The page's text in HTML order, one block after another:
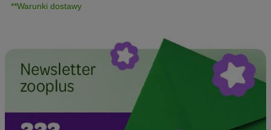
**Warunki dostawy